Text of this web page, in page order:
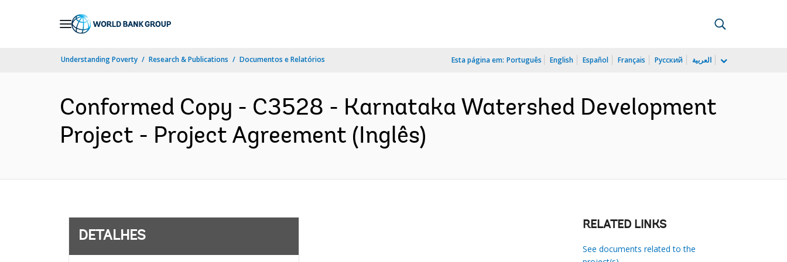
Understanding Poverty Research & Publications Documentos e Relatórios Esta página em: Português English Español Français Русский العربية
Conformed Copy - C3528 - Karnataka Watershed Development
Project - Project Agreement (Inglês)
DETALHES
RELATED LINKS
See documents related to the